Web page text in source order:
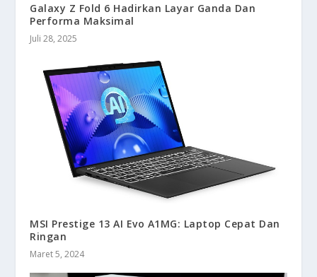
Galaxy Z Fold 6 Hadirkan Layar Ganda Dan
Performa Maksimal
Juli 28, 2025
MSI Prestige 13 AI Evo A1MG: Laptop Cepat Dan
Ringan
Maret 5, 2024